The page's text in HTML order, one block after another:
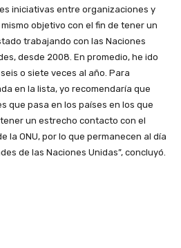
iniciativas entre organizaciones y
objetivo con el fin de tener un
trabajando con las Naciones
desde 2008. En promedio, he ido
o siete veces al año. Para
en la lista, yo recomendaría que
que pasa en los países en los que
un estrecho contacto con el
la ONU, por lo que permanecen al día
de las Naciones Unidas”, concluyó.